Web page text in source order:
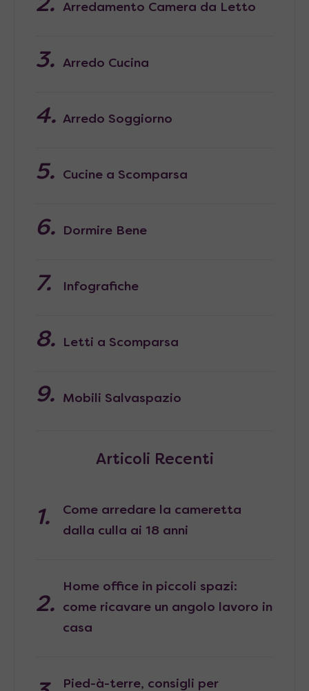
Arredamento Camera da Letto
Arredo Cucina
Arredo Soggiorno
Cucine a Scomparsa
Dormire Bene
Infografiche
Letti a Scomparsa
Mobili Salvaspazio
Articoli Recenti
Come arredare la cameretta
dalla culla ai 18 anni
Home office in piccoli spazi:
come ricavare un angolo lavoro in
casa
Pied-à-terre, consigli per